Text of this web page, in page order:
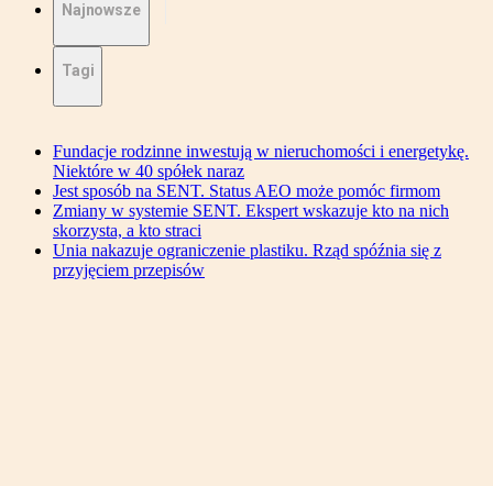
Najnowsze
Tagi
Fundacje rodzinne inwestują w nieruchomości i energetykę.
Niektóre w 40 spółek naraz
Jest sposób na SENT. Status AEO może pomóc firmom
Zmiany w systemie SENT. Ekspert wskazuje kto na nich
skorzysta, a kto straci
Unia nakazuje ograniczenie plastiku. Rząd spóźnia się z
przyjęciem przepisów